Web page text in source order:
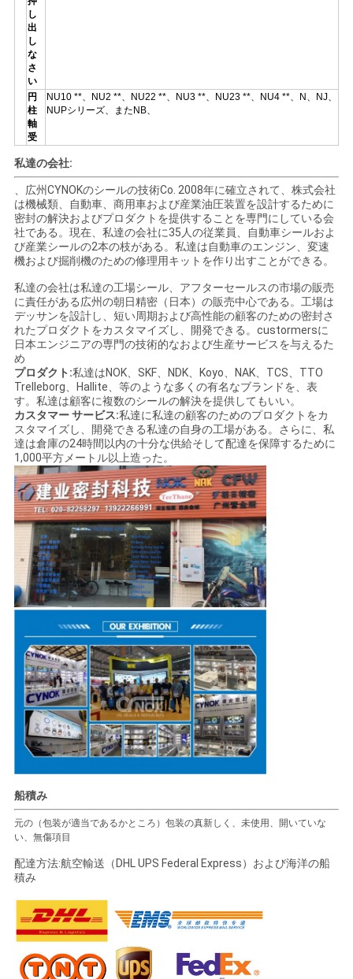
し
出
し
な
さ
い
円
柱
軸
受
NU10 **、NU2 **、NU22 **、NU3 **、NU23 **、NU4 **、N、NJ、
NUPシリーズ、またNB、
私達の会社:
、広州CYNOKのシールの技術Co. 2008年に確立されて、株式会社
は機械類、自動車、商用車および産業油圧装置を設計するために
密封の解決およびプロダクトを提供することを専門にしている会
社である。現在、私達の会社に35人の従業員、自動車シールおよ
び産業シールの2本の枝がある。私達は自動車のエンジン、変速
機および掘削機のための修理用キットを作り出すことができる。
私達の会社は私達の工場シール、アフターセールスの市場の販売
に責任がある広州の朝日精密（日本）の販売中心である。工場は
デッサンを設計し、短い周期および高性能の顧客のための密封さ
れたプロダクトをカスタマイズし、開発できる。custormersに
日本エンジニアの専門の技術的なおよび生産サービスを与えるた
め
プロダクト:私達はNOK、SKF、NDK、Koyo、NAK、TCS、TTO
Trelleborg、Hallite、等のような多くの有名なブランドを、表
す。私達は顧客に複数のシールの解決を提供してもいい。
カスタマー サービス:私達に私達の顧客のためのプロダクトをカ
スタマイズし、開発できる私達の自身の工場がある。さらに、私
達は倉庫の24時間以内の十分な供給そして配達を保障するために
1,000平方メートル以上造った。
船積み
元の（包装が適当であるかところ）包装の真新しく、未使用、開いていな
い、無傷項目
配達方法:航空輸送（DHL UPS Federal Express）および海洋の船
積み